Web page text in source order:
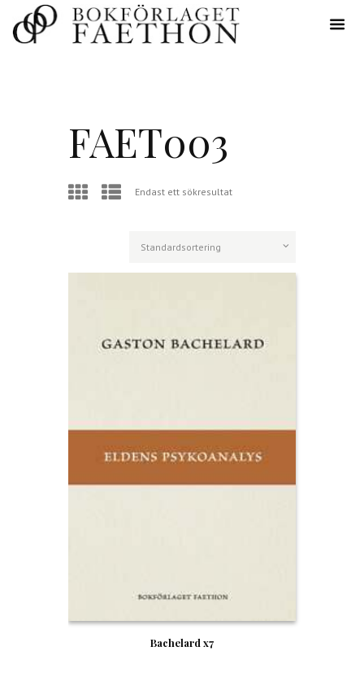
FAET003
Endast ett sökresultat
Bachelard x7